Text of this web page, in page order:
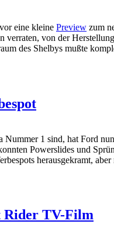
eine kleine Preview zum
von der
des Shelbys mußte
Nummer 1 sind, hat Ford
Powerslides und
herausgekramt,
Rider TV-Film